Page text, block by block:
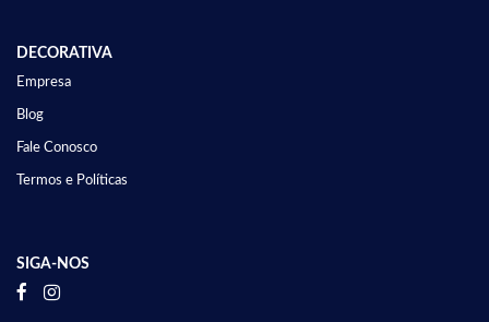
DECORATIVA
Empresa
Blog
Fale Conosco
Termos e Políticas
SIGA-NOS